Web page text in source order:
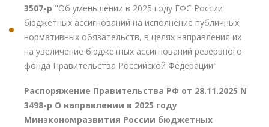
3507-р "Об уменьшении в 2025 году ГФС России
бюджетных ассигнований на исполнение публичных
нормативных обязательств, в целях направления их
на увеличение бюджетных ассигнований резервного
фонда Правительства Российской Федерации"
Распоряжение Правительства РФ от 28.11.2025 N
3498-р О направлении в 2025 году
Минэкономразвития России бюджетных